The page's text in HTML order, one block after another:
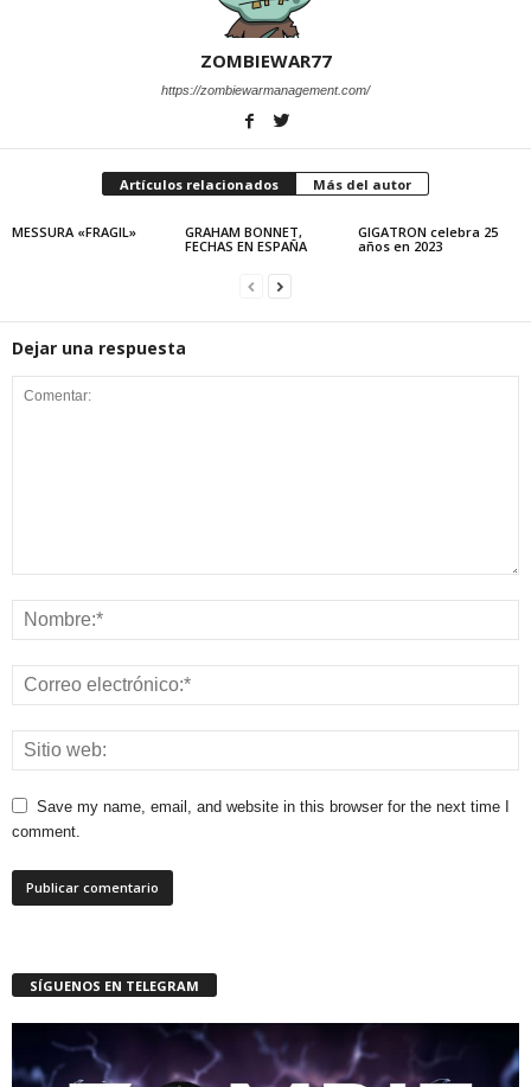
ZOMBIEWAR77
https://zombiewarmanagement.com/
Artículos relacionados Más del autor
MESSURA «FRAGIL»
GRAHAM BONNET,
FECHAS EN ESPAÑA
GIGATRON celebra 25
años en 2023
Dejar una respuesta
Save my name, email, and website in this browser for the next time I
comment.
SÍGUENOS EN TELEGRAM